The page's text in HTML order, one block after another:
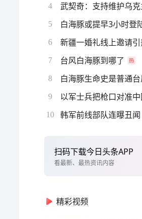
4 武契奇：支持维护乌
5 白海豚或提早3小时登
6 新疆一婚礼线上邀请
7 台风白海豚到哪了
8 白海豚生命史是普通
9 以军士兵把枪口对准
10 韩军前线部队连曝丑闻
扫码下载今日头条APP
看最新、最热资讯内容
精彩视频